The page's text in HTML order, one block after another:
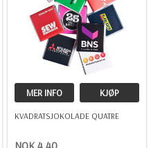
MER INFO KJØP
KVADRATSJOKOLADE QUATRE